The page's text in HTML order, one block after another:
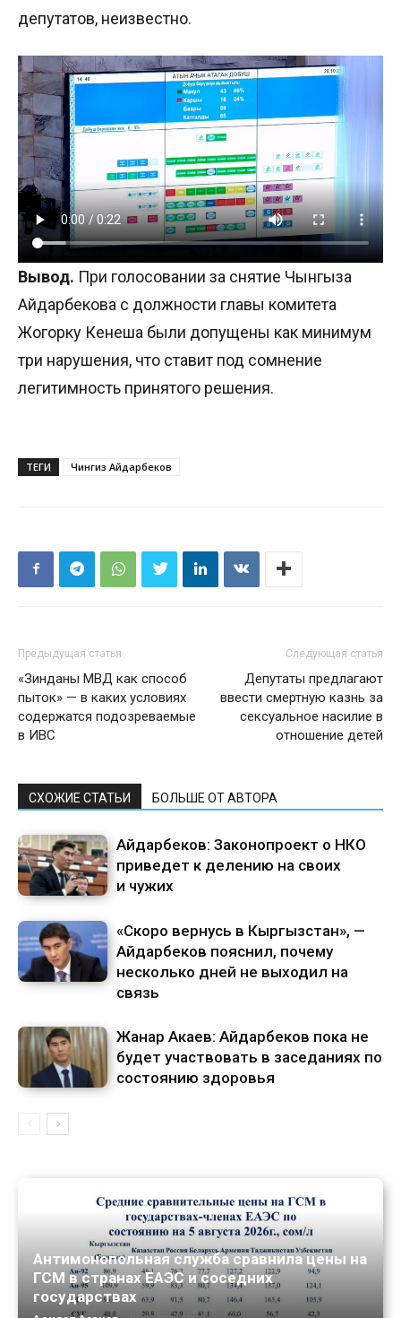
депутатов, неизвестно.
Вывод. При голосовании за снятие Чынгыза
Айдарбекова с должности главы комитета
Жогорку Кенеша были допущены как минимум
три нарушения, что ставит под сомнение
легитимность принятого решения.
ТЕГИ Чингиз Айдарбеков
Предыдущая статья
«Зинданы МВД как способ
пыток» — в каких условиях
содержатся подозреваемые
в ИВС
Следующая статья
Депутаты предлагают
ввести смертную казнь за
сексуальное насилие в
отношение детей
СХОЖИЕ СТАТЬИ БОЛЬШЕ ОТ АВТОРА
Айдарбеков: Законопроект о НКО
приведет к делению на своих
и чужих
«Скоро вернусь в Кыргызстан», —
Айдарбеков пояснил, почему
несколько дней не выходил на
связь
Жанар Акаев: Айдарбеков пока не
будет участвовать в заседаниях по
состоянию здоровья
Антимонопольная служба сравнила цены на
ГСМ в странах ЕАЭС и соседних
государствах